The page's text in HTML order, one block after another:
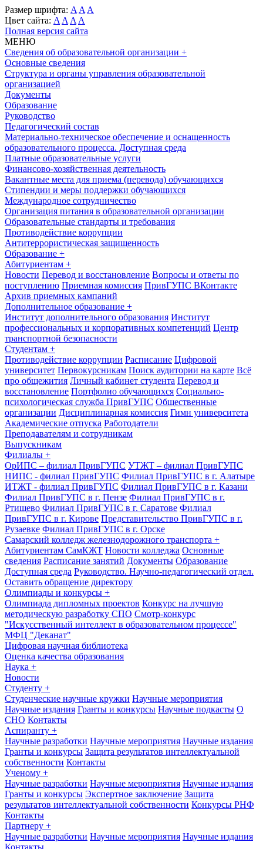
Размер шрифта: A A A
Цвет сайта: A A A A
Полная версия сайта
МЕНЮ
Сведения об образовательной организации +
Основные сведения
Структура и органы управления образовательной
организацией
Документы
Образование
Руководство
Педагогический состав
Материально-техническое обеспечение и оснащенность
образовательного процесса. Доступная среда
Платные образовательные услуги
Финансово-хозяйственная деятельность
Вакантные места для приема (перевода) обучающихся
Стипендии и меры поддержки обучающихся
Международное сотрудничество
Организация питания в образовательной организации
Образовательные стандарты и требования
Противодействие коррупции
Антитеррористическая защищенность
Образование +
Абитуриентам +
Новости Перевод и восстановление Вопросы и ответы по
поступлению Приемная комиссия ПривГУПС ВКонтакте
Архив приемных кампаний
Дополнительное образование +
Институт дополнительного образования Институт
профессиональных и корпоративных компетенций Центр
транспортной безопасности
Студентам +
Противодействие коррупции Расписание Цифровой
университет Первокурсникам Поиск аудитории на карте Всё
про общежития Личный кабинет студента Перевод и
восстановление Портфолио обучающихся Социально-
психологическая служба ПривГУПС Общественные
организации Дисциплинарная комиссия Гимн университета
Академические отпуска Работодатели
Преподавателям и сотрудникам
Выпускникам
Филиалы +
ОрИПС – филиал ПривГУПС УТЖТ – филиал ПривГУПС
НИПС - филиал ПривГУПС Филиал ПривГУПС в г. Алатыре
ИТЖТ - филиал ПривГУПС Филиал ПривГУПС в г. Казани
Филиал ПривГУПС в г. Пензе Филиал ПривГУПС в г.
Ртищево Филиал ПривГУПС в г. Саратове Филиал
ПривГУПС в г. Кирове Представительство ПривГУПС в г.
Рузаевке Филиал ПривГУПС в г. Орске
Самарский колледж железнодорожного транспорта +
Абитуриентам СамКЖТ Новости колледжа Основные
сведения Расписание занятий Документы Образование
Доступная среда Руководство. Научно-педагогический отдел.
Оставить обращение директору
Олимпиады и конкурсы +
Олимпиада дипломных проектов Конкурс на лучшую
методическую разработку СПО Смотр-конкурс
"Искусственный интеллект в образовательном процессе"
МФЦ "Деканат"
Цифровая научная библиотека
Оценка качества образования
Наука +
Новости
Студенту +
Студенческие научные кружки Научные мероприятия
Научные издания Гранты и конкурсы Научные подкасты О
СНО Контакты
Аспиранту +
Научные разработки Научные мероприятия Научные издания
Гранты и конкурсы Защита результатов интеллектуальной
собственности Контакты
Ученому +
Научные разработки Научные мероприятия Научные издания
Гранты и конкурсы Экспертное заключение Защита
результатов интеллектуальной собственности Конкурсы РНФ
Контакты
Партнеру +
Научные разработки Научные мероприятия Научные издания
Контакты